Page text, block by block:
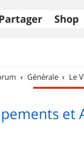
Shop
Générale Le
et